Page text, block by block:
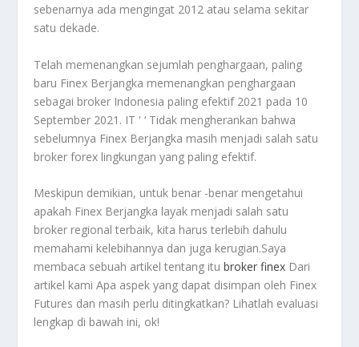
sebenarnya ada mengingat 2012 atau selama sekitar
satu dekade.
Telah memenangkan sejumlah penghargaan, paling
baru Finex Berjangka memenangkan penghargaan
sebagai broker Indonesia paling efektif 2021 pada 10
September 2021. IT ' ‘ Tidak mengherankan bahwa
sebelumnya Finex Berjangka masih menjadi salah satu
broker forex lingkungan yang paling efektif.
Meskipun demikian, untuk benar -benar mengetahui
apakah Finex Berjangka layak menjadi salah satu
broker regional terbaik, kita harus terlebih dahulu
memahami kelebihannya dan juga kerugian.Saya
membaca sebuah artikel tentang itubroker finex Dari
artikel kami Apa aspek yang dapat disimpan oleh Finex
Futures dan masih perlu ditingkatkan? Lihatlah evaluasi
lengkap di bawah ini, ok!